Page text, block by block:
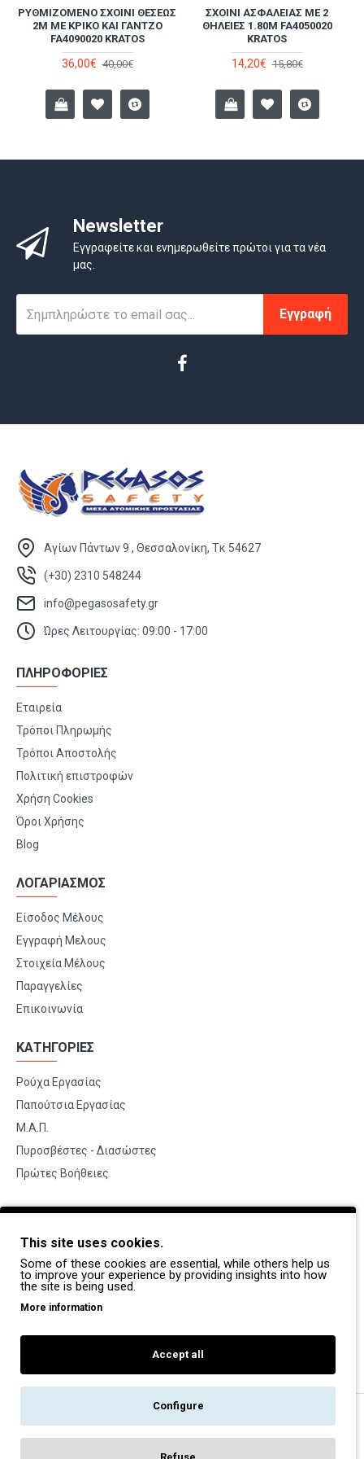
ΡΥΘΜΙΖΌΜΕΝΟ ΣΧΟΙΝΊ ΘΈΣΕΩΣ
2M ΜΕ ΚΡΊΚΟ ΚΑΙ ΓΆΝΤΖΟ
FA4090020 KRATOS
36,00€ 40,00€
ΣΧΟΙΝΊ ΑΣΦΑΛΕΊΑΣ ΜΕ 2
ΘΗΛΕΙΈΣ 1.80M FA4050020
KRATOS
14,20€ 15,80€
Newsletter
Εγγραφείτε και ενημερωθείτε πρώτοι για τα νέα
μας.
Εγγραφή
Αγίων Πάντων 9 , Θεσσαλονίκη, Τκ 54627
(+30) 2310 548244
info@pegasosafety.gr
Ώρες Λειτουργίας: 09:00 - 17:00
ΠΛΗΡΟΦΟΡΙΕΣ
Εταιρεία
Τρόποι Πληρωμής
Τρόποι Αποστολής
Πολιτική επιστροφών
Χρήση Cookies
Όροι Χρήσης
Blog
ΛΟΓΑΡΙΑΣΜΟΣ
Είσοδος Μέλους
Εγγραφή Μελους
Στοιχεία Μέλους
Παραγγελίες
Επικοινωνία
ΚΑΤΗΓΟΡΙΕΣ
Ρούχα Εργασίας
Παπούτσια Εργασίας
Μ.Α.Π.
Πυροσβέστες - Διασώστες
Πρώτες Βοήθειες
BRANDS
Payper
Dike
Coverguard
Portwest
Exena
This site uses cookies.
Some of these cookies are essential, while others help us
to improve your experience by providing insights into how
the site is being used.
More information
Accept all
Configure